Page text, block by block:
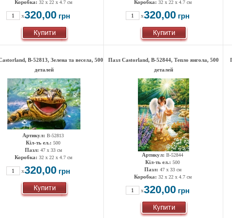
Коробка: 32 x 22 x 4.7 см
x320,00 грн
Коробка: 32 x 22 x 4.7 см
x320,00 грн
B-52813, Зелена та весела, 500
деталей
Артикул: В-52813
Кіл-ть ел.: 500
Пазл: 47 х 33 см
Коробка: 32 x 22 x 4.7 см
x320,00 грн
Пазл Castorland, B-52844, Тепло янгола, 500
деталей
Артикул: B-52844
Кіл-ть ел.: 500
Пазл: 47 х 33 см
Коробка: 32 x 22 x 4.7 см
x320,00 грн